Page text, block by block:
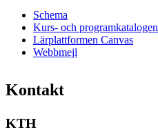
Schema
Kurs- och programkatalogen
Lärplattformen Canvas
Webbmejl
Kontakt
KTH